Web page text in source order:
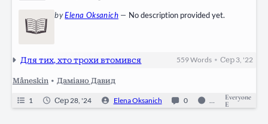
byElena Oksanich— No description provided yet.
Для тих, хто трохи втомився 559Words •Сер 3, '22
Måneskin • Даміано Давид
1 Сер 28, '24 Elena Oksanich 0
Everyone
E